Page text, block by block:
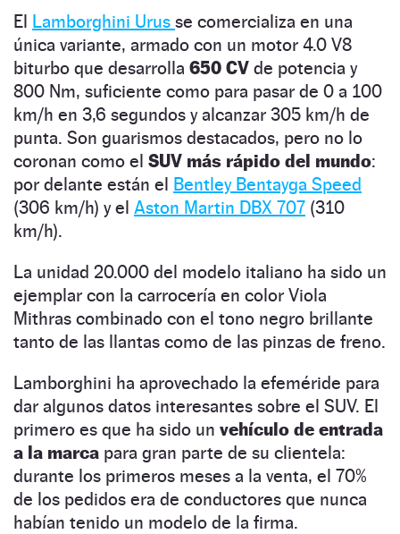
El Lamborghini Urus se comercializa en una
única variante, armado con un motor 4.0 V8
biturbo que desarrolla 650 CV de potencia y
800 Nm, suficiente como para pasar de 0 a 100
km/h en 3,6 segundos y alcanzar 305 km/h de
punta. Son guarismos destacados, pero no lo
coronan como el SUV más rápido del mundo:
por delante están el Bentley Bentayga Speed
(306 km/h) y el Aston Martin DBX 707 (310
km/h).
La unidad 20.000 del modelo italiano ha sido un
ejemplar con la carrocería en color Viola
Mithras combinado con el tono negro brillante
tanto de las llantas como de las pinzas de freno.
Lamborghini ha aprovechado la efeméride para
dar algunos datos interesantes sobre el SUV. El
primero es que ha sido un vehículo de entrada
a la marca para gran parte de su clientela:
durante los primeros meses a la venta, el 70%
de los pedidos era de conductores que nunca
habían tenido un modelo de la firma.